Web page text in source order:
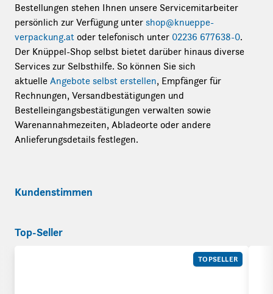
Bestellungen stehen Ihnen unsere Servicemitarbeiter
persönlich zur Verfügung unter shop@knueppe-
verpackung.at oder telefonisch unter 02236 677638-0.
Der Knüppel-Shop selbst bietet darüber hinaus diverse
Services zur Selbsthilfe. So können Sie sich
aktuelle Angebote selbst erstellen, Empfänger für
Rechnungen, Versandbestätigungen und
Bestelleingangsbestätigungen verwalten sowie
Warenannahmezeiten, Abladeorte oder andere
Anlieferungsdetails festlegen.
Kundenstimmen
Top-Seller
TOPSELLER
PET-Umreifungsband | 15,5 mm x 1.400 lfm | 5.022 N | Art.